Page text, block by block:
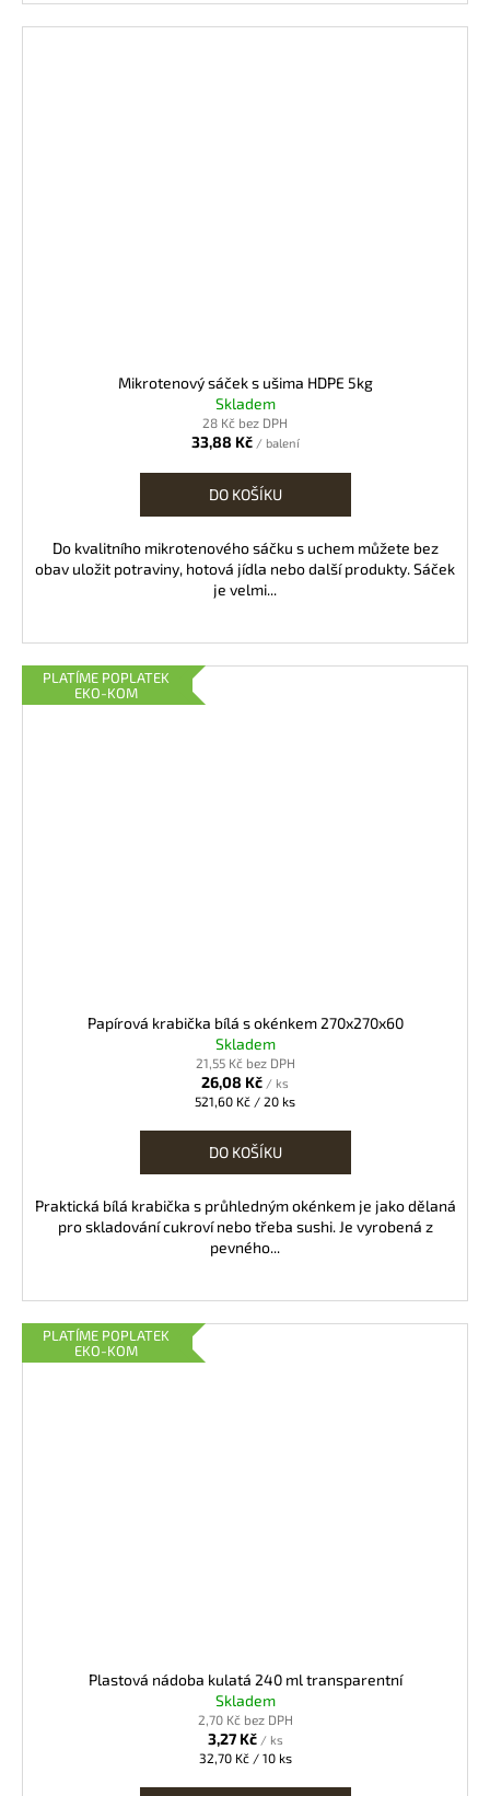
Mikrotenový sáček s ušima HDPE 5kg
Skladem
28 Kč bez DPH
33,88 Kč / balení
DO KOŠÍKU
Do kvalitního mikrotenového sáčku s uchem můžete bez
obav uložit potraviny, hotová jídla nebo další produkty. Sáček
je velmi...
PLATÍME POPLATEK
EKO-KOM
Papírová krabička bílá s okénkem 270x270x60
Skladem
21,55 Kč bez DPH
26,08 Kč / ks
Měrná
521,60 Kč / 20 ks
DO KOŠÍKU
Praktická bílá krabička s průhledným okénkem je jako dělaná
pro skladování cukroví nebo třeba sushi. Je vyrobená z
pevného...
PLATÍME POPLATEK
EKO-KOM
Plastová nádoba kulatá 240 ml transparentní
Skladem
2,70 Kč bez DPH
3,27 Kč / ks
Měrná
32,70 Kč / 10 ks